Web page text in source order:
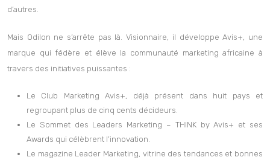
BCEAO, World Bank, Ecobank, FanMilk, Betclic, GIZ, FAO, et bien
Mais Odilon ne s’arrête pas là. Visionnaire, il développe Avis+, une
marque qui fédère et élève la communauté marketing africaine à
Le Club Marketing Avis+, déjà présent dans huit pays et
regroupant plus de cinq cents décideurs.
Le Sommet des Leaders Marketing – THINK by Avis+ et ses
Awards qui célèbrent l’innovation.